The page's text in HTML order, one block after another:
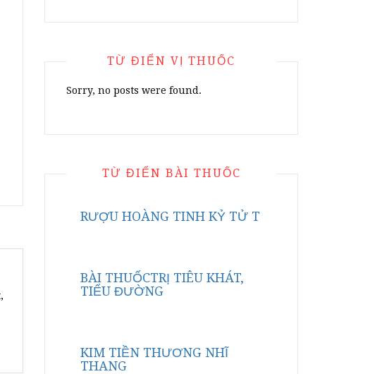
TỪ ĐIỂN VỊ THUỐC
Sorry, no posts were found.
TỪ ĐIỂN BÀI THUỐC
RƯỢU HOÀNG TINH KỶ TỬ T
BÀI THUỐCTRỊ TIÊU KHÁT,
TIỂU ĐƯỜNG
KIM TIỀN THƯƠNG NHĨ
THANG